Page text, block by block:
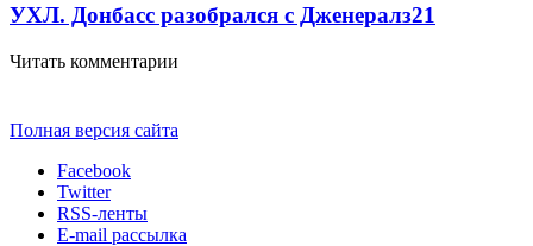
УХЛ. Донбасс разобрался с Дженералз21
Читать комментарии
Полная версия сайта
Facebook
Twitter
RSS-ленты
E-mail рассылка